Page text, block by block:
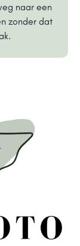
naar een
zonder dat